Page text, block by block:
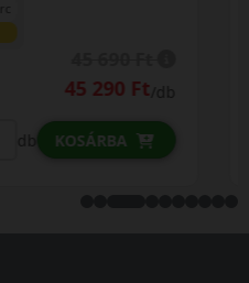
46 990 Ft
db KOSÁRBA